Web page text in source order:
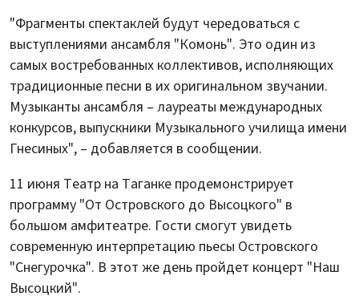
"Фрагменты спектаклей будут чередоваться с
выступлениями ансамбля "Комонь". Это один из
самых востребованных коллективов, исполняющих
традиционные песни в их оригинальном звучании.
Музыканты ансамбля – лауреаты международных
конкурсов, выпускники Музыкального училища имени
Гнесиных", – добавляется в сообщении.
11 июня Театр на Таганке продемонстрирует
программу "От Островского до Высоцкого" в
большом амфитеатре. Гости смогут увидеть
современную интерпретацию пьесы Островского
"Снегурочка". В этот же день пройдет концерт "Наш
Высоцкий".